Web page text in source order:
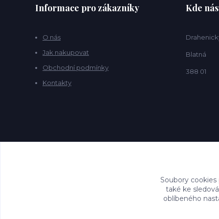
Informace pro zákazníky
O nás
Jak nakupovat
Obchodní podmínky
Kontakty
Kde
Blatná
388 01
Soubory
také ke
oblíbeného